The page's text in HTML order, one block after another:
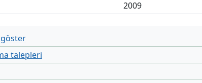
2009
talepleri